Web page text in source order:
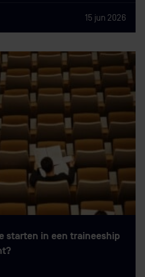
15 jun 2026
starten in een traineeship